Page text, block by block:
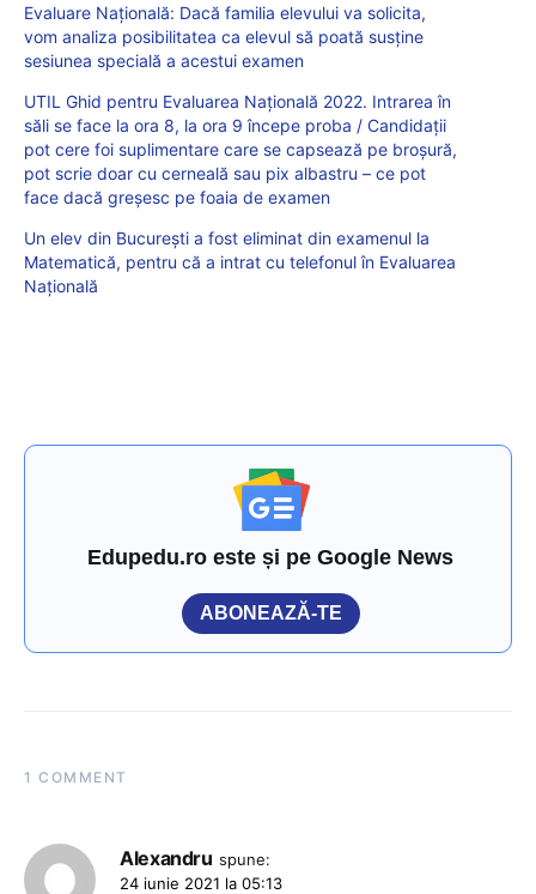
Evaluare Națională: Dacă familia elevului va solicita,
vom analiza posibilitatea ca elevul să poată susține
sesiunea specială a acestui examen
UTIL Ghid pentru Evaluarea Națională 2022. Intrarea în
săli se face la ora 8, la ora 9 începe proba / Candidații
pot cere foi suplimentare care se capsează pe broșură,
pot scrie doar cu cerneală sau pix albastru – ce pot
face dacă greșesc pe foaia de examen
Un elev din București a fost eliminat din examenul la
Matematică, pentru că a intrat cu telefonul în Evaluarea
Națională
Edupedu.ro este și pe Google News
ABONEAZĂ-TE
1 COMMENT
Alexandru spune:
24 iunie 2021 la 05:13